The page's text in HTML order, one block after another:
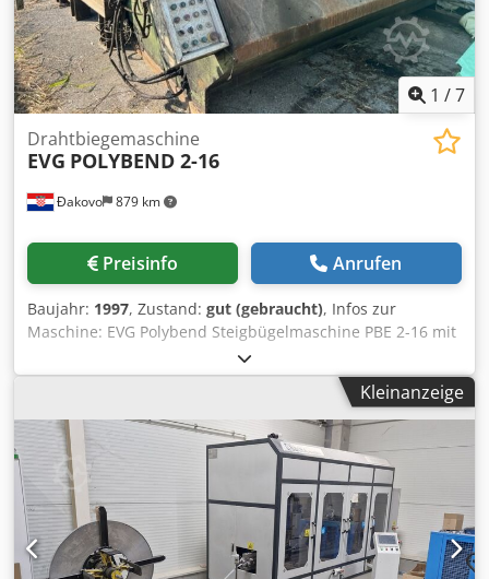
1 /7
Đakovo 879 km
Drahtbiegemaschine
EVG POLYBEND 2-16
Preisinfo Anrufen
Baujahr: 1997, Zustand: gut (gebraucht), Infos zur
Maschine: EVG Polybend Steigbügelmaschine PBE 2-16 mit
2 Pay offs - Baujahr 1997 kommt mit einer komplett neuen
Steuereinheit - original EVG Einzeldraht: 6 -16 mm
Doppellitze: 6 -12 mm Spannung 400 Volt 50 Hz Dkodpsn
Ut A Sjfx Aa Hsr 30 Kw Produktionsjahr: 1997
Kleinanzeige